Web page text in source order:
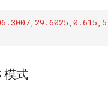
29.6025 0.615 5
模式